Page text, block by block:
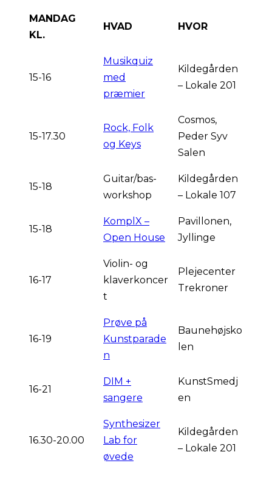
MANDAG
KL.
HVAD HVOR
15-16
Musikquiz
med
præmier
Kildegården
– Lokale 201
15-17.30
Rock, Folk
og Keys
Cosmos,
Peder Syv
Salen
15-18
Guitar/bas-
workshop
Kildegården
– Lokale 107
15-18
KomplX –
Open House
Pavillonen,
Jyllinge
16-17
Violin- og
klaverkoncer
t
Plejecenter
Trekroner
16-19
Prøve på
Kunstparade
n
Baunehøjsko
len
16-21
DIM +
sangere
KunstSmedj
en
16.30-20.00
Synthesizer
Lab for
øvede
Kildegården
– Lokale 201